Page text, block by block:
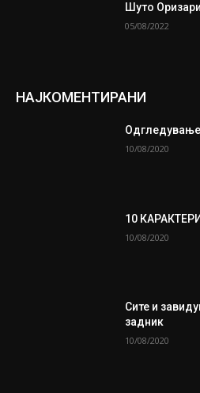
Шуто Оризари
05/08/2022
НАЈКОМЕНТИРАНИ
Одгледување
10/08/2020
10
10/08/2020
Сите и
задник
10/08/2020